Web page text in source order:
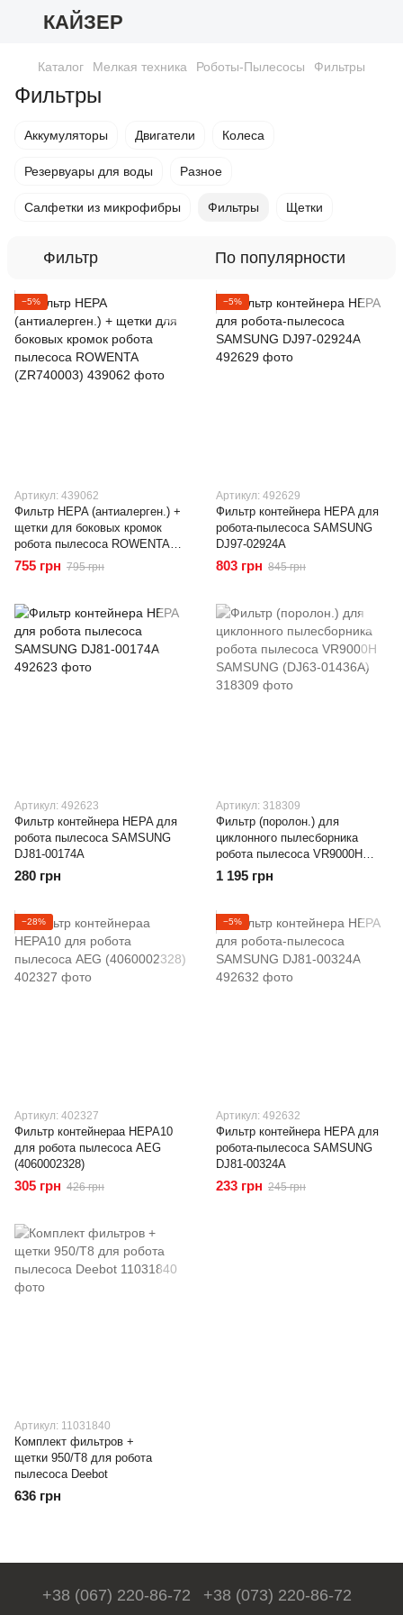
КАЙЗЕР
Каталог Мелкая техника Роботы-Пылесосы Фильтры
Фильтры
Аккумуляторы Двигатели Колеса
Резервуары для воды Разное
Салфетки из микрофибры Фильтры Щетки
Фильтр По популярности
−5%
Артикул: 439062
Фильтр HEPA (антиалерген.) +
щетки для боковых кромок
робота пылесоса ROWENTA
(ZR740003)
755 грн 795 грн
−5%
Артикул: 492629
Фильтр контейнера HEPA для
робота-пылесоса SAMSUNG
DJ97-02924A
803 грн 845 грн
Артикул: 492623
Фильтр контейнера HEPA для
робота пылесоса SAMSUNG
DJ81-00174A
280 грн
Артикул: 318309
Фильтр (поролон.) для
циклонного пылесборника
робота пылесоса VR9000H
SAMSUNG (DJ63-01436A)
1 195 грн
−28%
Артикул: 402327
Фильтр контейнераа HEPA10
для робота пылесоса AEG
(4060002328)
305 грн 426 грн
−5%
Артикул: 492632
Фильтр контейнера HEPA для
робота-пылесоса SAMSUNG
DJ81-00324A
233 грн 245 грн
Артикул: 11031840
Комплект фильтров +
щетки 950/T8 для робота
пылесоса Deebot
636 грн
+38 (067) 220-86-72 +38 (073) 220-86-72